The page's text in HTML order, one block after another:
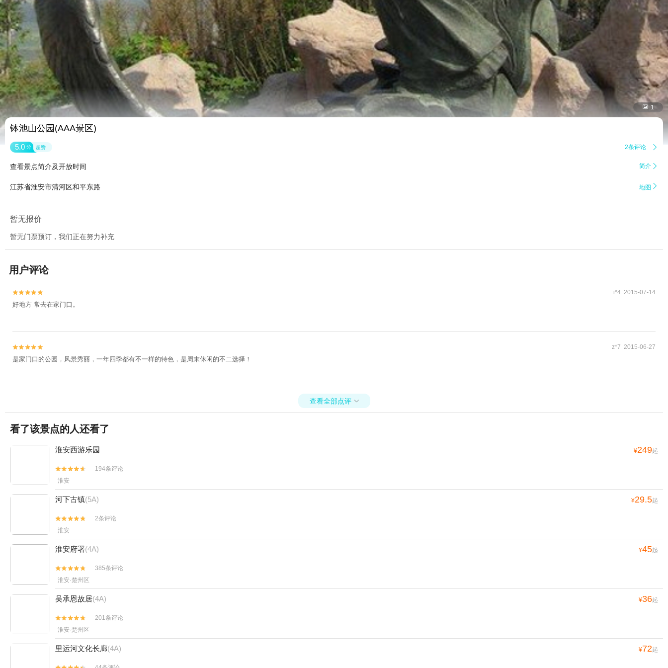
 1
钵池山公园(AAA景区)
5.0 分 超赞 2条评论 
查看景点简介及开放时间 简介 
江苏省淮安市清河区和平东路 地图 
暂无报价
暂无门票预订，我们正在努力补充
用户评论

 i*4 2015-07-14
好地方 常去在家门口。

 z*7 2015-06-27
是家门口的公园，风景秀丽，一年四季都有不一样的特色，是周末休闲的不二选择！
查看全部点评 
看了该景点的人还看了
淮安西游乐园 ¥249起


194条评论
淮安
河下古镇(5A) ¥29.5起


2条评论
淮安
淮安府署(4A) ¥45起


385条评论
淮安·楚州区
吴承恩故居(4A) ¥36起


201条评论
淮安·楚州区
里运河文化长廊(4A) ¥72起